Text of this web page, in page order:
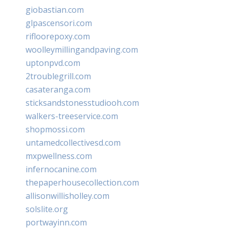
giobastian.com
glpascensori.com
rifloorepoxy.com
woolleymillingandpaving.com
uptonpvd.com
2troublegrill.com
casateranga.com
sticksandstonesstudiooh.com
walkers-treeservice.com
shopmossi.com
untamedcollectivesd.com
mxpwellness.com
infernocanine.com
thepaperhousecollection.com
allisonwillisholley.com
solslite.org
portwayinn.com